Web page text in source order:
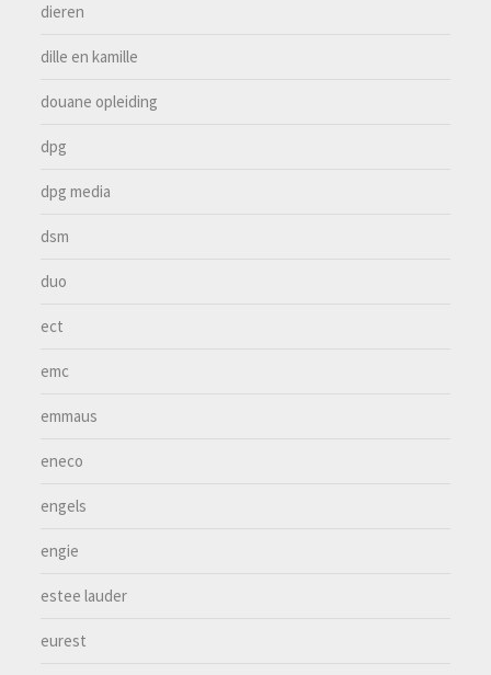
dieren
dille en kamille
douane opleiding
dpg
dpg media
dsm
duo
ect
emc
emmaus
eneco
engels
engie
estee lauder
eurest